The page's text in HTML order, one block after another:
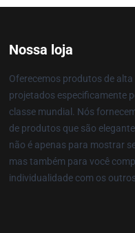
Nossa loja
Oferecemos produtos de
projetados especificamente
classe mundial. Nós
de produtos que são
não é apenas para mostrar
mas também para você
individualidade com os